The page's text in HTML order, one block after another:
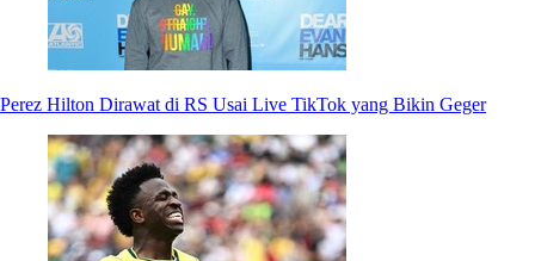
Perez Hilton Dirawat di RS Usai Live TikTok yang Bikin Geger